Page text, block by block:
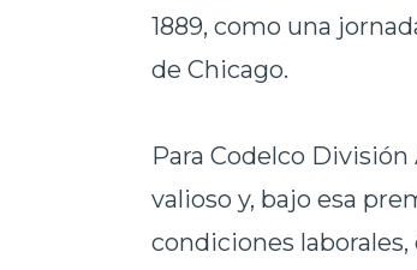
1889, como una
de Chicago.
Para Codelco
valioso y, bajo esa
condiciones